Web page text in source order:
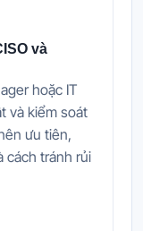
và
hoặc IT
và kiểm soát
ưu tiên,
cách tránh rủi